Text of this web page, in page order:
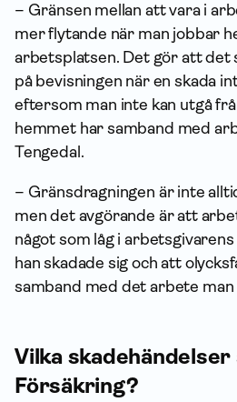
– Gränsen mellan att vara i
mer flytande när man jobbar
arbetsplatsen. Det gör att det
på bevisningen när en skada
eftersom man inte kan utgå
hemmet har samband med
Tengedal.
– Gränsdragningen är inte
men det avgörande är att
något som låg i
han skadade sig och att
samband med det arbete man
Vilka
För­säkring?